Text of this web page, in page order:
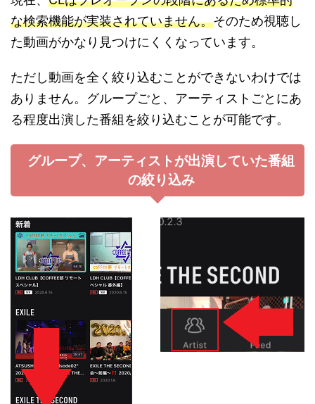
な検索機能が実装されていません。そのため視聴し
た動画がかなり見つけにくくなっています。
ただし動画を全く絞り込むことができないわけでは
ありません。グループごと、アーティストごとにあ
る程度出演した番組を絞り込むことが可能です。
グループ、アーティストが出演していた番組
の絞り込み